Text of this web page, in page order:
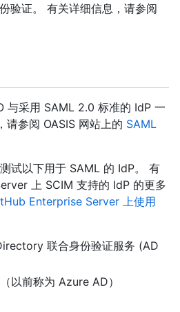
验证。 有关详细信息，请参阅
与采用 SAML 2.0 标准的 IdP 一
请参阅 OASIS 网站上的 SAML
试以下用于 SAML 的 IdP。 有
上 SCIM 支持的 IdP 的更多
Enterprise Server 上使用
联合身份验证服务 (AD
以前称为 Azure AD）